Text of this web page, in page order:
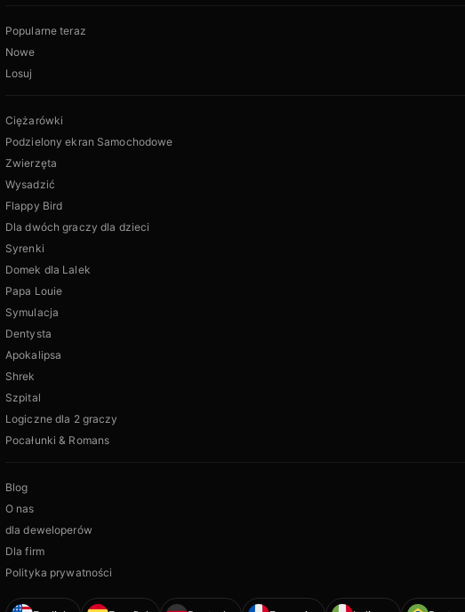
Popularne teraz
Nowe
Losuj
Ciężarówki
Podzielony ekran Samochodowe
Zwierzęta
Wysadzić
Flappy Bird
Dla dwóch graczy dla dzieci
Syrenki
Domek dla Lalek
Papa Louie
Symulacja
Dentysta
Apokalipsa
Shrek
Szpital
Logiczne dla 2 graczy
Pocałunki & Romans
Blog
O nas
dla deweloperów
Dla firm
Polityka prywatności